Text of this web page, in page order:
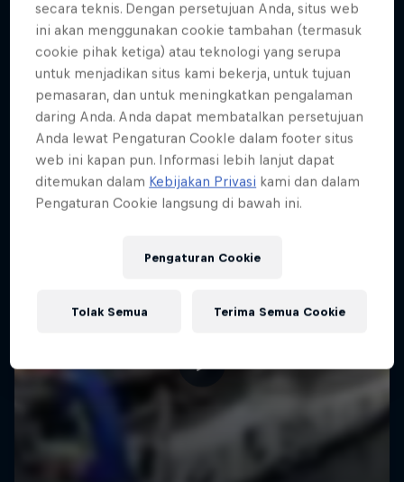
secara teknis. Dengan persetujuan Anda, situs web
ini akan menggunakan cookie tambahan (termasuk
cookie pihak ketiga) atau teknologi yang serupa
untuk menjadikan situs kami bekerja, untuk tujuan
pemasaran, dan untuk meningkatkan pengalaman
daring Anda. Anda dapat membatalkan persetujuan
Anda lewat Pengaturan CookIe dalam footer situs
web ini kapan pun. Informasi lebih lanjut dapat
ditemukan dalam Kebijakan Privasi kami dan dalam
Pengaturan Cookie langsung di bawah ini.
Pengaturan Cookie
Tolak Semua Terima Semua Cookie